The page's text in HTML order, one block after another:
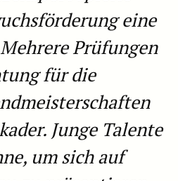
eine
Prüfungen
für die
Junge Talente
um sich auf